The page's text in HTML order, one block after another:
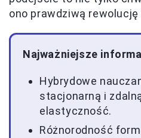
ono prawdziwą rewolucję
Najważniejsze
Hybrydowe
stacjonarną i
elastyczność.
Różnorodność